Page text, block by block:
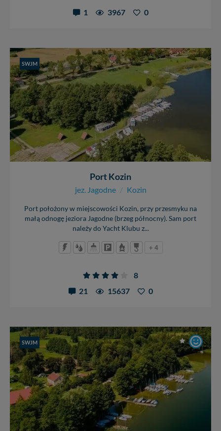
1 3967 0
SWJM
Port Kozin
jez. Jagodne / Kozin
Port położony w miejscowości Kozin, przy przesmyku na
małą odnogę jeziora Jagodne (brzeg północny). Sam port
należy do Yacht Klubu z...
+ 4
8
21
15637 0
SWJM